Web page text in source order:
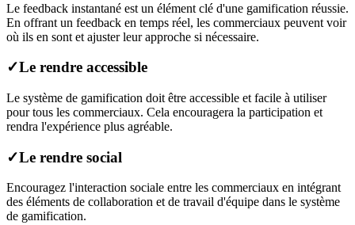
Le feedback instantané est un élément clé d'une gamification réussie.
En offrant un feedback en temps réel, les commerciaux peuvent voir
où ils en sont et ajuster leur approche si nécessaire.
✓Le rendre accessible
Le système de gamification doit être accessible et facile à utiliser
pour tous les commerciaux. Cela encouragera la participation et
rendra l'expérience plus agréable.
✓Le rendre social
Encouragez l'interaction sociale entre les commerciaux en intégrant
des éléments de collaboration et de travail d'équipe dans le système
de gamification.